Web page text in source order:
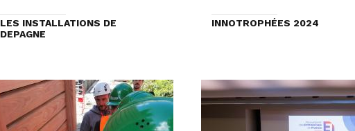
LES INSTALLATIONS DE
DEPAGNE
INNOTROPHÉES 2024